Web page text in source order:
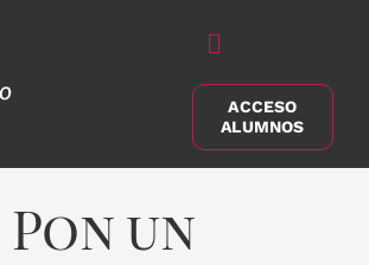
Alternar
navegación
Buscar:
ACCESO
ALUMNOS
Pon un